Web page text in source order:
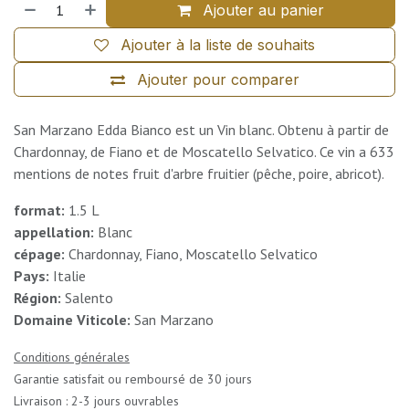
Ajouter au panier
Ajouter pour comparer
Ajouter à la liste de souhaits
San Marzano Edda Bianco est un Vin blanc. Obtenu à partir de
Chardonnay, de Fiano et de Moscatello Selvatico. Ce vin a 633
mentions de notes fruit d'arbre fruitier (pêche, poire, abricot).
format: 1.5 L
appellation: Blanc
cépage: Chardonnay, Fiano, Moscatello Selvatico
Pays: Italie
Région: Salento
Domaine Viticole: San Marzano
Conditions générales
Garantie satisfait ou remboursé de 30 jours
Livraison : 2-3 jours ouvrables